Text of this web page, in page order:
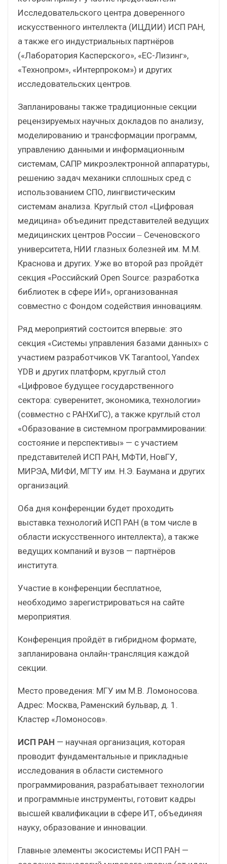
Исследовательского центра доверенного
искусственного интеллекта (ИЦДИИ) ИСП РАН,
а также его индустриальных партнёров
(«Лаборатория Касперского», «ЕС-Лизинг»,
«Технопром», «Интерпроком») и других
исследовательских центров.
Запланированы также традиционные секции
рецензируемых научных докладов по анализу,
моделированию и трансформации программ,
управлению данными и информационным
системам, САПР микроэлектронной аппаратуры,
решению задач механики сплошных сред с
использованием СПО, лингвистическим
системам анализа. Круглый стол «Цифровая
медицина» объединит представителей ведущих
медицинских центров России ‒ Сеченовского
университета, НИИ глазных болезней им. М.М.
Краснова и других. Уже во второй раз пройдёт
секция «Российский Open Source: разработка
библиотек в сфере ИИ», организованная
совместно с Фондом содействия инновациям.
Ряд мероприятий состоится впервые: это
секция «Системы управления базами данных» с
участием разработчиков VK Tarantool, Yandex
YDB и других платформ, круглый стол
«Цифровое будущее государственного
сектора: суверенитет, экономика, технологии»
(совместно с РАНХиГС), а также круглый стол
«Образование в системном программировании:
состояние и перспективы» — с участием
представителей ИСП РАН, МФТИ, НовГУ,
МИРЭА, МИФИ, МГТУ им. Н.Э. Баумана и других
организаций.
Оба дня конференции будет проходить
выставка технологий ИСП РАН (в том числе в
области искусственного интеллекта), а также
ведущих компаний и вузов — партнёров
института.
Участие в конференции бесплатное,
необходимо зарегистрироваться на сайте
мероприятия.
Конференция пройдёт в гибридном формате,
запланирована онлайн-трансляция каждой
секции.
Место проведения: МГУ им М.В. Ломоносова.
Адрес: Москва, Раменский бульвар, д. 1.
Кластер «Ломоносов».
ИСП РАН — научная организация, которая
проводит фундаментальные и прикладные
исследования в области системного
программирования, разрабатывает технологии
и программные инструменты, готовит кадры
высшей квалификации в сфере ИТ, объединяя
науку, образование и инновации.
Главные элементы экосистемы ИСП РАН —